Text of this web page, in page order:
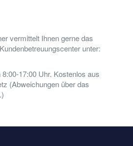
vermittelt Ihnen gerne das
unter:
17:00 Uhr. Kostenlos aus
(Abweichungen über das